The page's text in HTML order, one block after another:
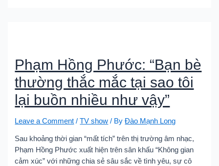
Phạm Hồng Phước: “Bạn bè
thường thắc mắc tại sao tôi
lại buồn nhiều như vậy”
Leave a Comment /TV show / ByĐào Mạnh Long
Sau khoảng thời gian “mất tích” trên thị trường âm nhạc,
Phạm Hồng Phước xuất hiện trên sân khấu “Không gian
cảm xúc” với những chia sẻ sâu sắc về tình yêu, sự cô